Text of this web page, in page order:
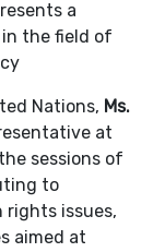
a
the field of
Nations, Ms.
at
sessions of
to
rights issues,
aimed at